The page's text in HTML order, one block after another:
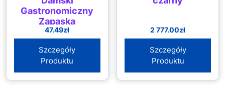
Gastronomiczny
Zapaska
47.49zł
Szczegóły
Produktu
2 777.00zł
Szczegóły
Produktu